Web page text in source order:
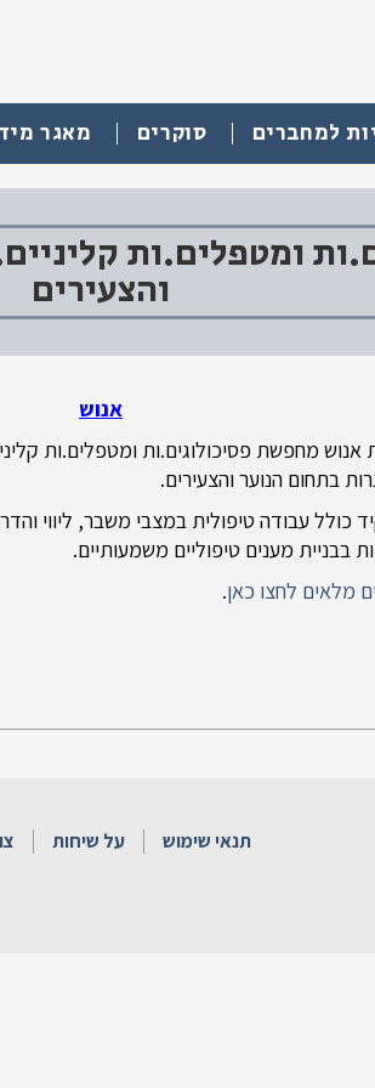
למחברים סוקרים מאגר
ומטפלים.ות
והצעירים
אנוש
אנוש מחפשת פסיכולוגים.ות ומטפלים.ות
בתחום הנוער והצעירים.
כולל עבודה טיפולית במצבי משבר, ליווי
בבניית מענים טיפוליים משמעותיים.
מלאים לחצו כאן.
תנאי שימוש על שיחות